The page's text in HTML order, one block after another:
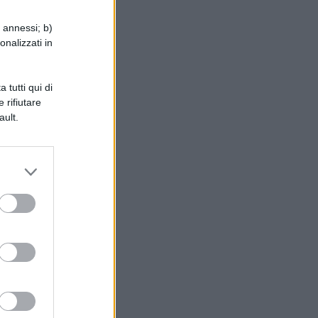
b)
in
tutti qui di
rifiutare